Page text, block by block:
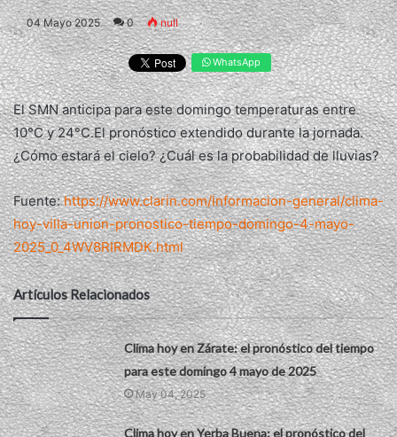
04 Mayo 2025 0 null
WhatsApp
El SMN anticipa para este domingo temperaturas entre
10°C y 24°C.El pronóstico extendido durante la jornada.
¿Cómo estará el cielo? ¿Cuál es la probabilidad de lluvias?
Fuente:https://www.clarin.com/informacion-general/clima-
hoy-villa-union-pronostico-tiempo-domingo-4-mayo-
2025_0_4WV8RIRMDK.html
Artículos Relacionados
Clima hoy en Zárate: el pronóstico del tiempo
para este domingo 4 mayo de 2025
May 04, 2025
Clima hoy en Yerba Buena: el pronóstico del